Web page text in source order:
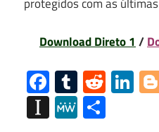
Download Direto 1 /
Facebook
Tumblr
Instapaper
MeWe